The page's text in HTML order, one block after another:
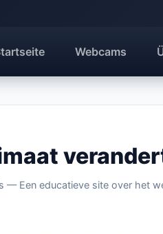
Webcams
— Een educatieve site over het